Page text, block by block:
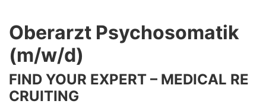
Oberarzt Psychosomatik
(m/w/d)
FIND YOUR EXPERT – MEDICAL RE
CRUITING